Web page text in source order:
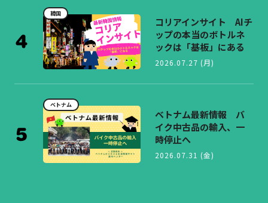
韓国
コリアインサイト AIチ
ップの本当のボトルネ
ックは「基板」にある
2026.07.27 (月)
ベトナム
ベトナム最新情報 バ
イク中古品の輸入、一
時停止へ
2026.07.31 (金)